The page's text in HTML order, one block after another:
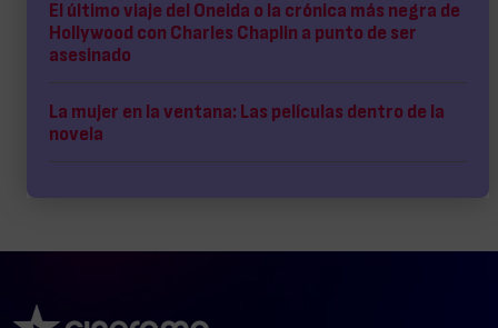
El último viaje del Oneida o la crónica más negra de
Hollywood con Charles Chaplin a punto de ser
asesinado
La mujer en la ventana: Las películas dentro de la
novela